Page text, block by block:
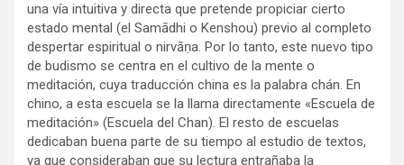
una vía intuitiva y directa que pretende propiciar cierto
estado mental (el Samādhi o Kenshou) previo al completo
despertar espiritual o nirvāṇa. Por lo tanto, este nuevo tipo
de budismo se centra en el cultivo de la mente o
meditación, cuya traducción china es la palabra chán. En
chino, a esta escuela se la llama directamente «Escuela de
meditación» (Escuela del Chan). El resto de escuelas
dedicaban buena parte de su tiempo al estudio de textos,
ya que consideraban que su lectura entrañaba la